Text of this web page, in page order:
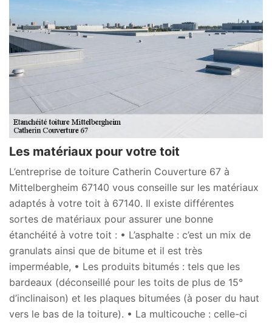
Les matériaux pour votre toit
L’entreprise de toiture Catherin Couverture 67 à
Mittelbergheim 67140 vous conseille sur les matériaux
adaptés à votre toit à 67140. Il existe différentes
sortes de matériaux pour assurer une bonne
étanchéité à votre toit : • L’asphalte : c’est un mix de
granulats ainsi que de bitume et il est très
imperméable, • Les produits bitumés : tels que les
bardeaux (déconseillé pour les toits de plus de 15°
d’inclinaison) et les plaques bitumées (à poser du haut
vers le bas de la toiture). • La multicouche : celle-ci